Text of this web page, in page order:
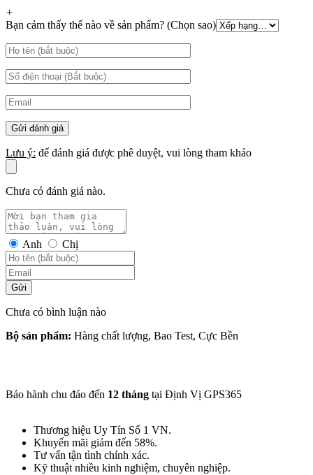
+
Bạn cảm thấy thế nào về sản phẩm? (Chọn sao)
Lưu ý: để đánh giá được phê duyệt, vui lòng tham khảo
Chưa có đánh giá nào.
Anh Chị
Gửi
Chưa có bình luận nào
Bộ sản phẩm: Hàng chất lượng, Bao Test, Cực Bền
Bảo hành chu đáo đến 12 tháng tại Định Vị GPS365
Thương hiệu Uy Tín Số 1 VN.
Khuyến mãi giảm đến 58%.
Tư vấn tận tình chính xác.
Kỹ thuật nhiều kinh nghiệm, chuyên nghiệp.